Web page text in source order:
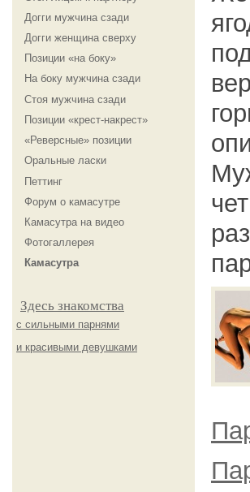
Догги мужчина сзади
Догги женщина сверху
Позиции «на боку»
На боку мужчина сзади
Стоя мужчина сзади
Позиции «крест-накрест»
«Реверсные» позиции
Оральные ласки
Петтинг
Форум о камасутре
Камасутра на видео
Фотогаллерея
Камасутра
Здесь знакомства
с сильными парнями
и красивыми девушками